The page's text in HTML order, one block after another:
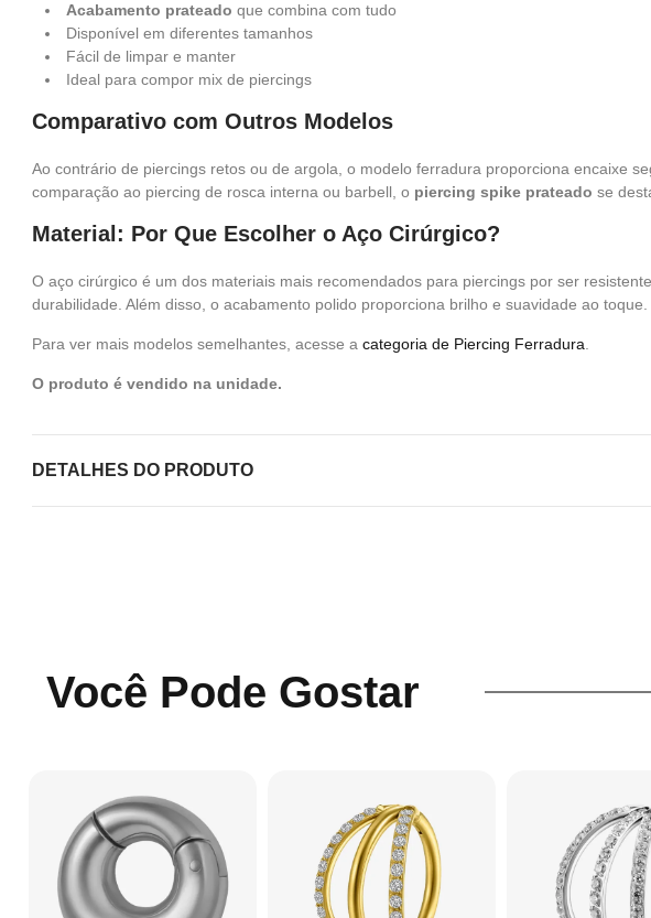
Acabamento prateado que combina com tudo
Disponível em diferentes tamanhos
Fácil de limpar e manter
Ideal para compor mix de piercings
Comparativo com Outros Modelos
Ao contrário de piercings retos ou de argola, o modelo ferradura proporciona encaixe
comparação ao piercing de rosca interna ou barbell, o piercing spike prateado se
Material: Por Que Escolher o Aço Cirúrgico?
O aço cirúrgico é um dos materiais mais recomendados para piercings por ser
durabilidade. Além disso, o acabamento polido proporciona brilho e suavidade ao toque.
Para ver mais modelos semelhantes, acesse a categoria de Piercing Ferradura.
O produto é vendido na unidade.
DETALHES DO PRODUTO
Você Pode Gostar